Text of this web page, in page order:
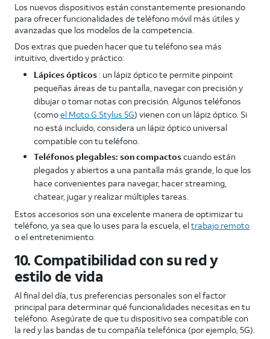
Los nuevos dispositivos están constantemente presionando
para ofrecer funcionalidades de teléfono móvil más útiles y
avanzadas que los modelos de la competencia.
Dos extras que pueden hacer que tu teléfono sea más
intuitivo, divertido y práctico:
Lápices ópticos: un lápiz óptico te permite pinpoint
pequeñas áreas de tu pantalla, navegar con precisión y
dibujar o tomar notas con precisión. Algunos teléfonos
(comoel Moto G Stylus 5G) vienen con un lápiz óptico. Si
no está incluido, considera un lápiz óptico universal
compatible con tu teléfono.
Teléfonos plegables: son compactoscuando están
plegados y abiertos a una pantalla más grande, lo que los
hace convenientes para navegar, hacer streaming,
chatear, jugar y realizar múltiples tareas.
Estos accesorios son una excelente manera de optimizar tu
teléfono, ya sea que lo uses para la escuela, eltrabajo remoto
o el entretenimiento.
10. Compatibilidad con su red y
estilo de vida
Al final del día, tus preferencias personales son el factor
principal para determinar qué funcionalidades necesitas en tu
teléfono. Asegúrate de que tu dispositivo sea compatible con
la red y las bandas de tu compañía telefónica (por ejemplo, 5G).